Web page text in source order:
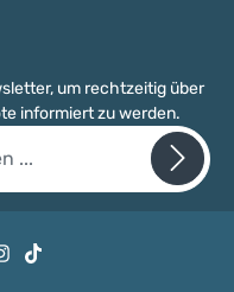
um rechtzeitig über
informiert zu werden.
zur Kenntnis genommen